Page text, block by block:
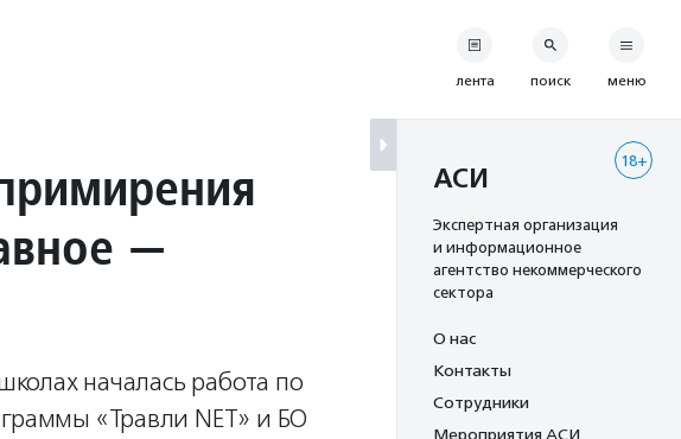
—
началась работа по
«Травли NET» и БО
лента поиск меню
18+
АСИ
Экспертная организация
и информационное
агентство некоммерческого
сектора
О нас
Контакты
Сотрудники
Мероприятия АСИ